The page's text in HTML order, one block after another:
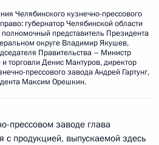
Челябинского кузнечно-прессового
губернатор Челябинской области
представитель Президента
округе Владимир Якушев,
Правительства – Министр
торговли Денис Мантуров, директор
прессового завода Андрей Гартунг,
Максим Орешкин.
прессовом заводе глава
с продукцией, выпускаемой здесь